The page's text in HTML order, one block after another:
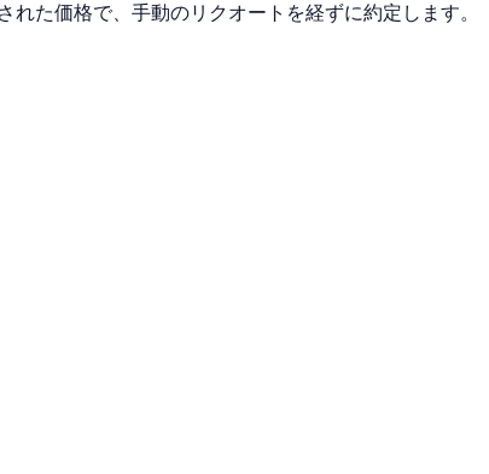
た価格で、手動のリクオートを経ずに約定します。